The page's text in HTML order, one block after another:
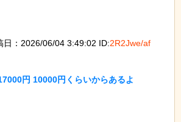
日：2026/06/04 3:49:02 ID:2R2Jwe/af
円 10000円くらいからあるよ